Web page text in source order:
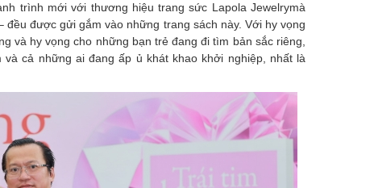
trình mới với thương hiệu trang sức Lapola Jewelrymà
được gửi gắm vào những trang sách này. Với hy vọng
và hy vọng cho những bạn trẻ đang đi tìm bản sắc riêng,
cả những ai đang ấp ủ khát khao khởi nghiệp, nhất là